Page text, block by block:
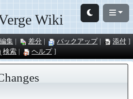
Wiki
編集 差分 バックアップ
添付
検索 ヘルプ